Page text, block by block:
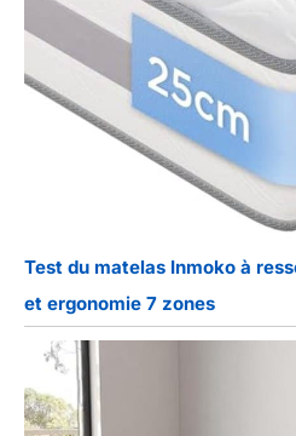
Test du matelas Inmoko à
et ergonomie 7 zones